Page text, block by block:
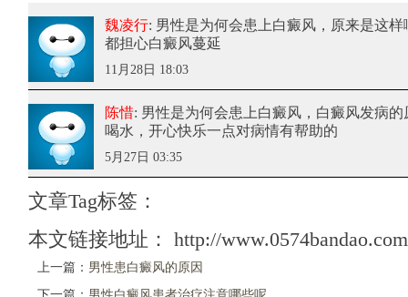
魏凌行: 男性是为何会患上白癜风，原来是这样
都担心白癜风蔓延
11月28日 18:03
陈惜: 男性是为何会患上白癜风，白癜风发病
喝水，开心快乐一点对病情有帮助的
5月27日 03:35
文章Tag标签：
本文链接地址： http://
上一篇： 男性患白癜风的原因